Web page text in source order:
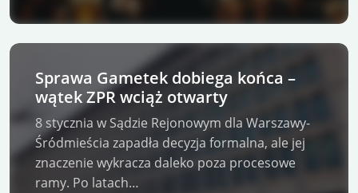
Sprawa Gametek dobiega końca –
wątek ZPR wciąż otwarty
8 stycznia w Sądzie Rejonowym dla Warszawy-
Śródmieścia zapadła decyzja formalna, ale jej
znaczenie wykracza daleko poza procesowe
ramy. Po latach…